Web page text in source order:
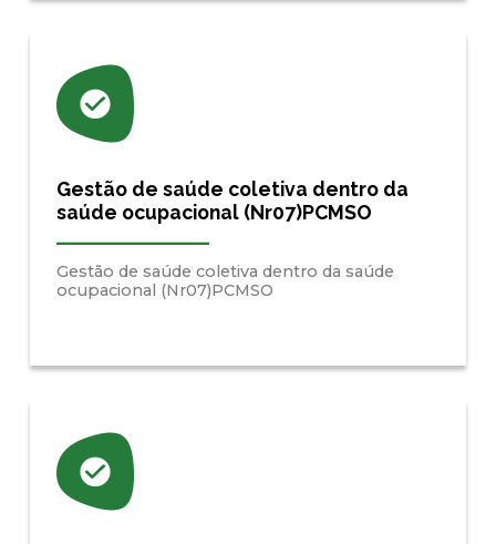
Gestão de saúde coletiva dentro da
saúde ocupacional (Nr07)PCMSO
Gestão de saúde coletiva dentro da saúde
ocupacional (Nr07)PCMSO